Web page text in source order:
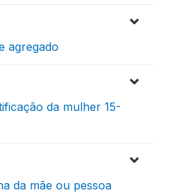
agregado
da mulher 15-
da mãe ou pessoa